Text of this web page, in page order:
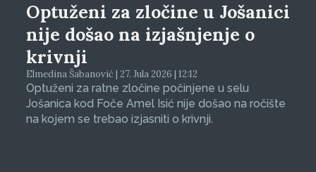
Optuženi za zločine u Jošanici
nije došao na izjašnjenje o
krivnji
Elmedina Šabanović | 27. Jula 2026 | 12:12
Optuženi za ratne zločine počinjene u selu
Jošanica kod Foče Amel Isić nije došao na ročište
na kojem se trebao izjasniti o krivnji.